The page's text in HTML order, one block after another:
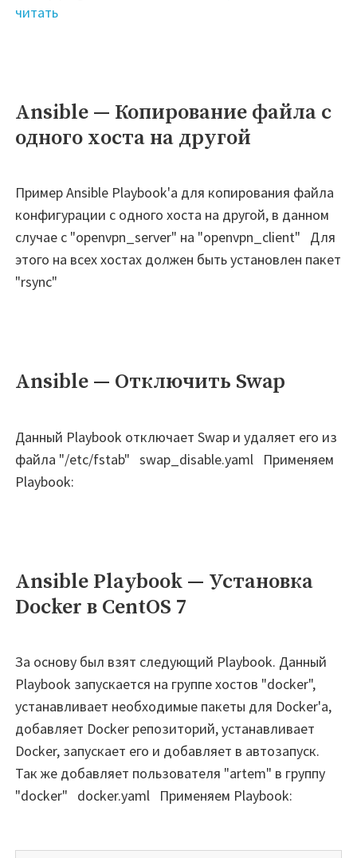
читать"FIX
AWS
SSM:
AnsibleError:
unhandled
exception
occurred
while
Ansible — Копирование файла с
одного хоста на другой
Пример Ansible Playbook'а для копирования файла
конфигурации с одного хоста на другой, в данном
случае с "openvpn_server" на "openvpn_client" Для
этого на всех хостах должен быть установлен пакет
"rsync"
Ansible — Отключить Swap
Данный Playbook отключает Swap и удаляет его из
файла "/etc/fstab" swap_disable.yaml Применяем
Playbook:
Ansible Playbook — Установка
Docker в CentOS 7
За основу был взят следующий Playbook. Данный
Playbook запускается на группе хостов "docker",
устанавливает необходимые пакеты для Docker'а,
добавляет Docker репозиторий, устанавливает
Docker, запускает его и добавляет в автозапуск.
Так же добавляет пользователя "artem" в группу
"docker" docker.yaml Применяем Playbook: